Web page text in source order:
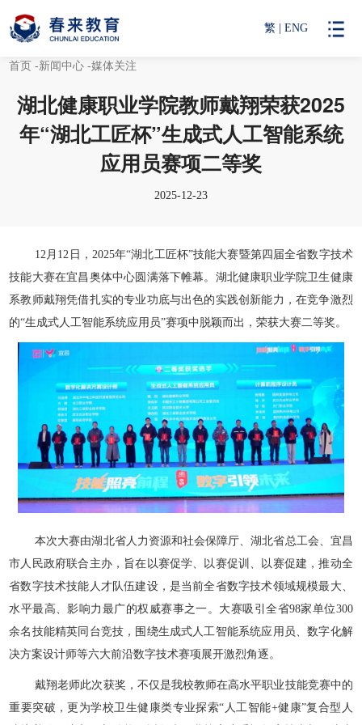
繁 ENG
首页 -新闻中心 -媒体关注
湖北健康职业学院教师戴翔荣获2025
年“湖北工匠杯”生成式人工智能系统
应用员赛项二等奖
2025-12-23
12月12日，2025年“湖北工匠杯”技能大赛暨第四届全省数字技术
技能大赛在宜昌奥体中心圆满落下帷幕。湖北健康职业学院卫生健康
系教师戴翔凭借扎实的专业功底与出色的实践创新能力，在竞争激烈
的“生成式人工智能系统应用员”赛项中脱颖而出，荣获大赛二等奖。
本次大赛由湖北省人力资源和社会保障厅、湖北省总工会、宜昌
市人民政府联合主办，旨在以赛促学、以赛促训、以赛促建，推动全
省数字技术技能人才队伍建设，是当前全省数字技术领域规模最大、
水平最高、影响力最广的权威赛事之一。大赛吸引全省98家单位300
余名技能精英同台竞技，围绕生成式人工智能系统应用员、数字化解
决方案设计师等六大前沿数字技术赛项展开激烈角逐。
戴翔老师此次获奖，不仅是我校教师在高水平职业技能竞赛中的
重要突破，更为学校卫生健康类专业探索“人工智能+健康”复合型人